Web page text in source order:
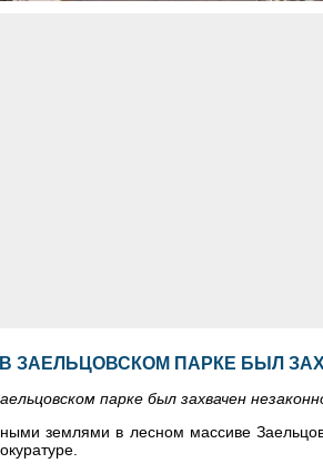
ЗАЕЛЬЦОВСКОМ ПАРКЕ БЫЛ
парке был захвачен
землями в лесном массиве